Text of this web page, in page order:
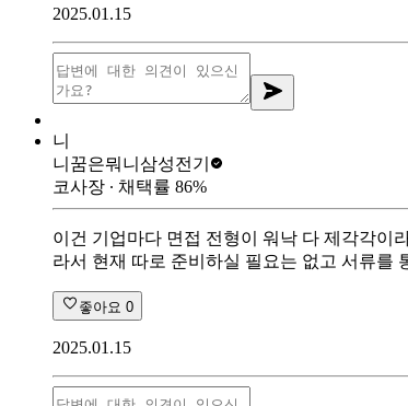
2025.01.15
니
니꿈은뭐니 삼성전기
코사장 ∙ 채택률 86%
이건 기업마다 면접 전형이 워낙 다 제각각이
라서 현재 따로 준비하실 필요는 없고 서류를
좋아요 0
2025.01.15